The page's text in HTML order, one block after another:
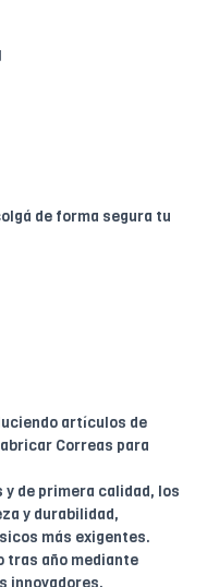
de forma segura tu
artículos de
Correas para
de primera calidad, los
y durabilidad,
más exigentes.
tras año mediante